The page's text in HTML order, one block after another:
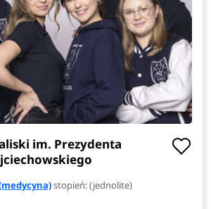
im. Prezydenta
stopień: (jednolite)